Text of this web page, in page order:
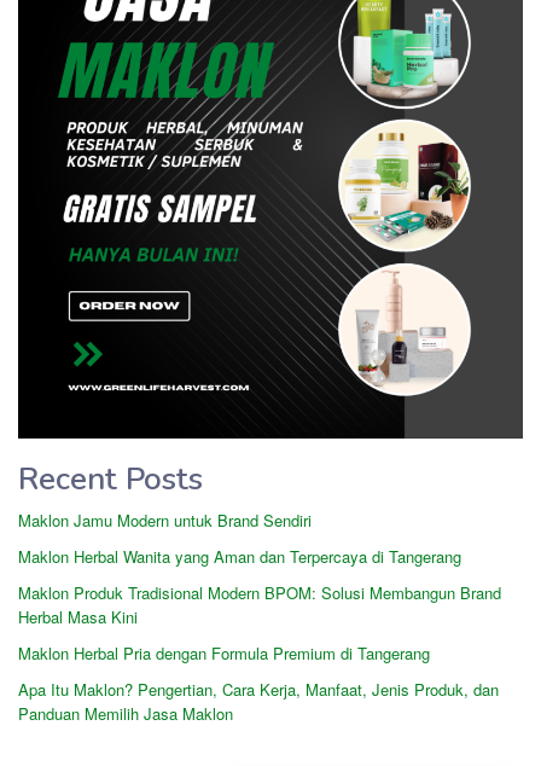
Recent Posts
Maklon Jamu Modern untuk Brand Sendiri
Maklon Herbal Wanita yang Aman dan Terpercaya di Tangerang
Maklon Produk Tradisional Modern BPOM: Solusi Membangun Brand
Herbal Masa Kini
Maklon Herbal Pria dengan Formula Premium di Tangerang
Apa Itu Maklon? Pengertian, Cara Kerja, Manfaat, Jenis Produk, dan
Panduan Memilih Jasa Maklon